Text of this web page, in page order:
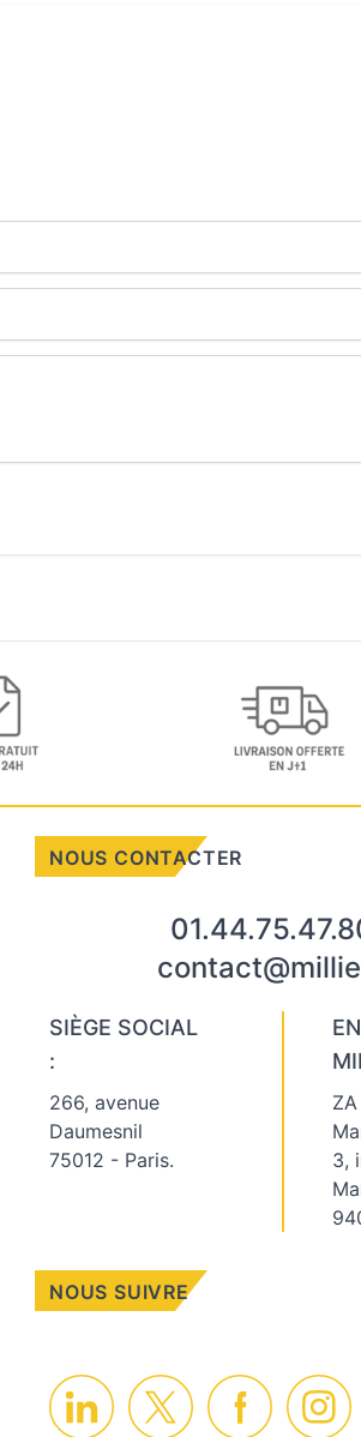
NOUS CONTACTER
SIÈGE SOCIAL
:
266, avenue
Daumesnil
75012 - Paris.
3,
NOUS SUIVRE